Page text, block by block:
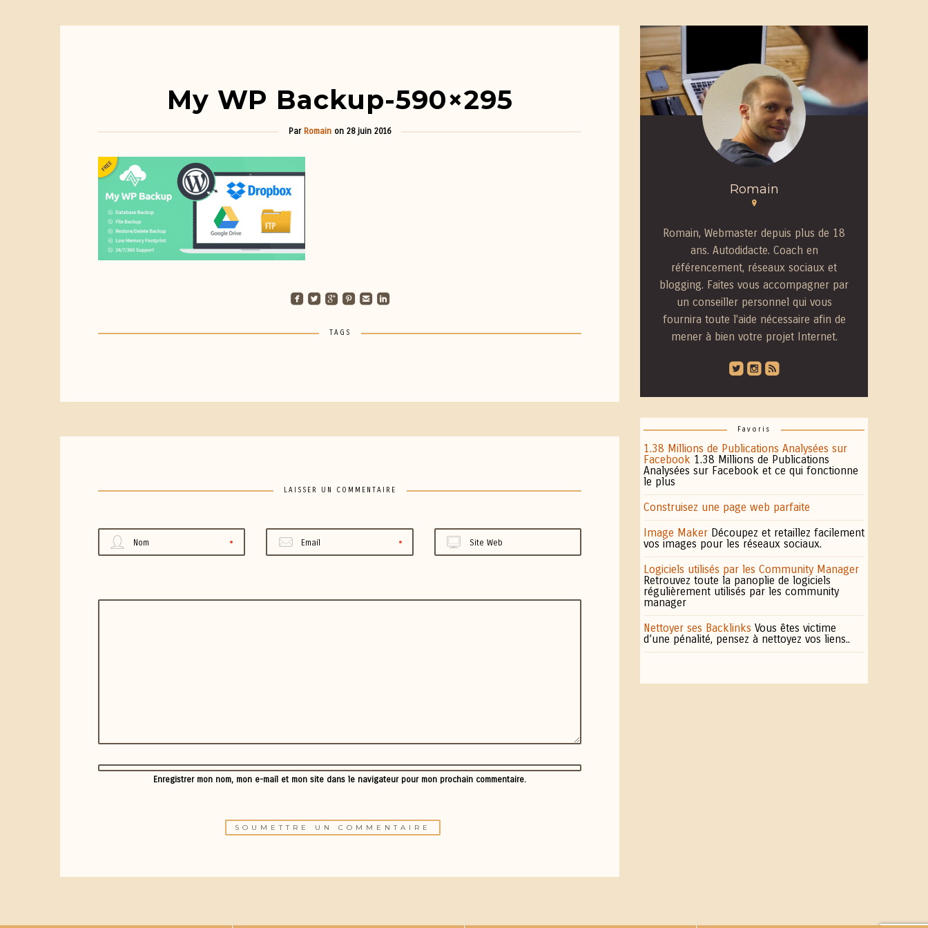
My WP Backup-590×295
Par Romain on 28 juin 2016
roundedfacebook roundedtwitterbird roundedgoogleplus roundedpinterest roundedemail roundedlinkedin
TAGS
LAISSER UN COMMENTAIRE
Nom Email Site Web
Enregistrer mon nom, mon e-mail et mon site dans le navigateur pour mon prochain commentaire.
Romain
Romain, Webmaster depuis plus de 18
ans. Autodidacte. Coach en
référencement, réseaux sociaux et
blogging. Faites vous accompagner par
un conseiller personnel qui vous
fournira toute l'aide nécessaire afin de
mener à bien votre projet Internet.
roundedtwitterbird roundedinstagram roundedblip
Favoris
1.38 Millions de Publications Analysées sur
Facebook 1.38 Millions de Publications
Analysées sur Facebook et ce qui fonctionne
le plus
Construisez une page web parfaite
Image Maker Découpez et retaillez facilement
vos images pour les réseaux sociaux.
Logiciels utilisés par les Community Manager
Retrouvez toute la panoplie de logiciels
régulièrement utilisés par les community
manager
Nettoyer ses Backlinks Vous êtes victime
d’une pénalité, pensez à nettoyez vos liens..